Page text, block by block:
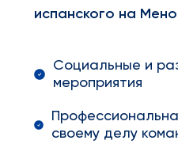
испанского на
Социальные и
мероприятия
своему делу